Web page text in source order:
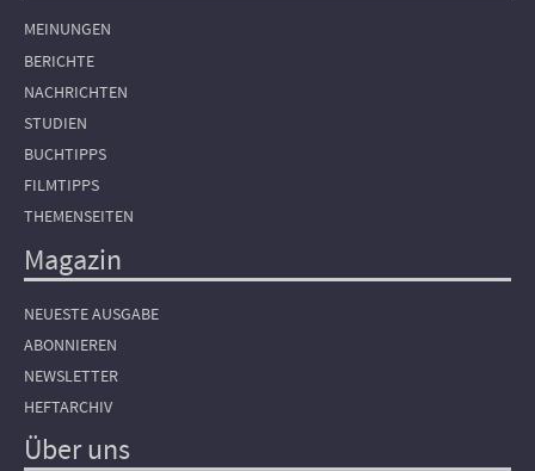
MEINUNGEN
BERICHTE
NACHRICHTEN
STUDIEN
BUCHTIPPS
FILMTIPPS
THEMENSEITEN
Magazin
NEUESTE AUSGABE
ABONNIEREN
NEWSLETTER
HEFTARCHIV
Über uns